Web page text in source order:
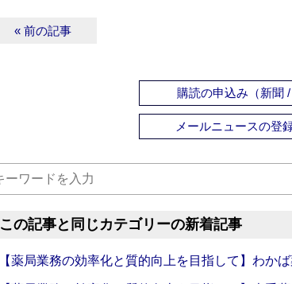
« 前の記事
購読の申込み（新聞 /
メールニュースの登
この記事と同じカテゴリーの新着記事
【薬局業務の効率化と質的向上を目指して】わかば